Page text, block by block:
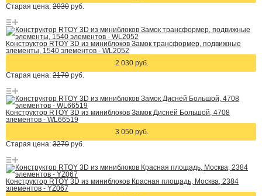
Старая цена: 2030 руб.
Конструктор RTOY 3D из миниблоков Замок трансформер, подвижные
элементы, 1540 элементов - WL2052
2 030 руб.
Старая цена: 2170 руб.
Конструктор RTOY 3D из миниблоков Замок Дисней Большой, 4708
элементов - WL66519
3 050 руб.
Старая цена: 3270 руб.
Конструктор RTOY 3D из миниблоков Красная площадь, Москва, 2384
элементов - YZ067